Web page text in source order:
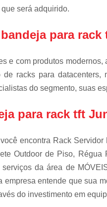
será adquirido.
para
e com produtos
racks para datacenters,
do segmento, suas
para rack tft
encontra Rack
Outdoor de Piso,
da área de
empresa entende que sua
do investimento em